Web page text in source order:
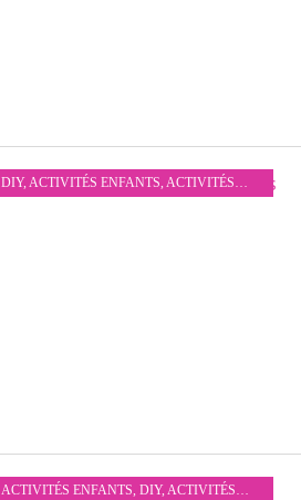
DIY, ACTIVITÉS ENFANTS ACTIVITÉS MANUELLES
ACTIVITÉS ENFANTS DIY, ACTIVITÉS MANUELLES